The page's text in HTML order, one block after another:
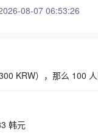
08-07 06:53:26
KRW），那么 100
韩元